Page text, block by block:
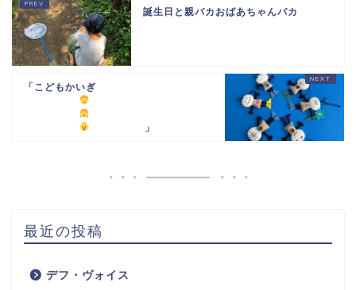
誕生日と親バカおばあちゃんバカ
「こどもかいぎ
」
最近の投稿
デフ・ヴォイス